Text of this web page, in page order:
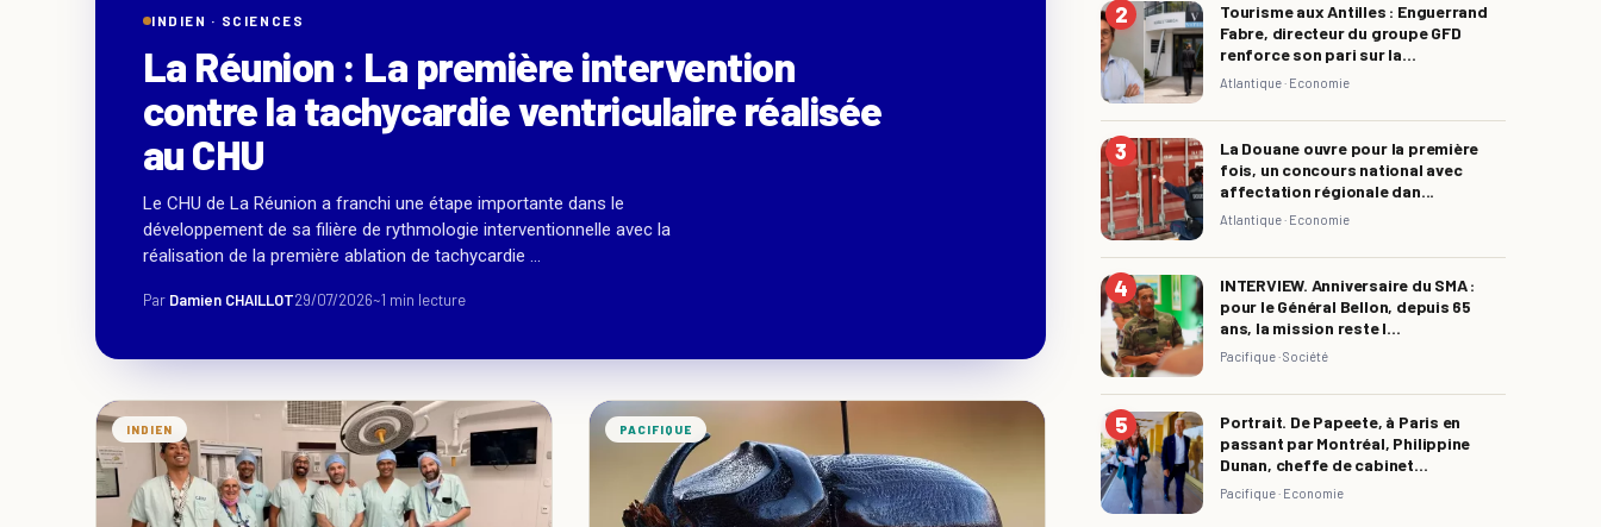
INDIEN · SCIENCES
La Réunion : La première intervention
contre la tachycardie ventriculaire réalisée
au CHU
Le CHU de La Réunion a franchi une étape importante dans le
développement de sa filière de rythmologie interventionnelle avec la
réalisation de la première ablation de tachycardie ...
Par Damien CHAILLOT29/07/2026~1 min lecture
INDIEN PACIFIQUE
Tourisme aux Antilles : Enguerrand
Fabre, directeur du groupe GFD
renforce son pari sur la...
Atlantique · Economie
La Douane ouvre pour la première
fois, un concours national avec
affectation régionale dan...
Atlantique · Economie
INTERVIEW. Anniversaire du SMA :
pour le Général Bellon, depuis 65
ans, la mission reste l...
Pacifique ·Société
Portrait. De Papeete, à Paris en
passant par Montréal, Philippine
Dunan, cheffe de cabinet...
Pacifique · Economie